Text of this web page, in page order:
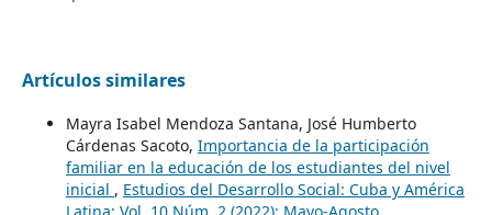
Artículos similares
Mayra Isabel Mendoza Santana, José Humberto
Cárdenas Sacoto, Importancia de la participación
familiar en la educación de los estudiantes del nivel
inicial , Estudios del Desarrollo Social: Cuba y América
Latina: Vol. 10 Núm. 2 (2022): Mayo-Agosto